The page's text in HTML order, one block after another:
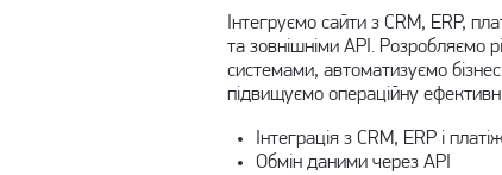
Інтегруємо сайти з CRM, ERP,
та зовнішніми API. Розробляємо
системами, автоматизуємо
підвищуємо операційну
Інтеграція з CRM, ERP і
Обмін даними через API